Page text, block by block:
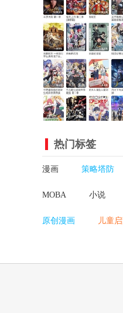
热门标签
漫画 策略塔防
MOBA 小说
原创漫画 儿童